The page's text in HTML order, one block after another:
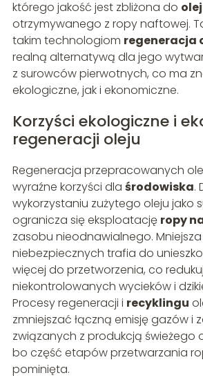
którego jakość jest zbliżona do
otrzymywanego z ropy naftowej.
takim technologiom regeneracja
realną alternatywą dla jego
z surowców pierwotnych, co ma
ekologiczne, jak i ekonomiczne.
Korzyści ekologiczne i
regeneracji oleju
Regeneracja przepracowanych
wyraźne korzyści dla środowiska.
wykorzystaniu zużytego oleju jako
ogranicza się eksploatację ropy
zasobu nieodnawialnego.
niebezpiecznych trafia do
więcej do przetworzenia, co
niekontrolowanych wycieków i
Procesy regeneracji i recyklingu
zmniejszać łączną emisję gazów i
związanych z produkcją świeżego
bo część etapów przetwarzania
pominięta.